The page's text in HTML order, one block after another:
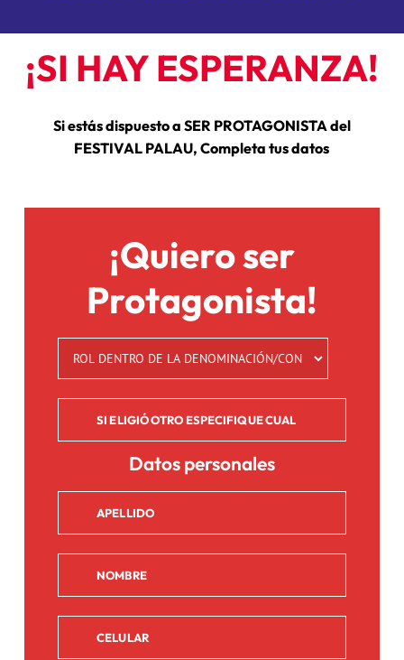
¡SI HAY ESPERANZA!
Siestásdispuestoa SER PROTAGONISTAdel
FESTIVAL PALAU, Completa tusdatos
¡Quiero ser
Protagonista!
Datos personales